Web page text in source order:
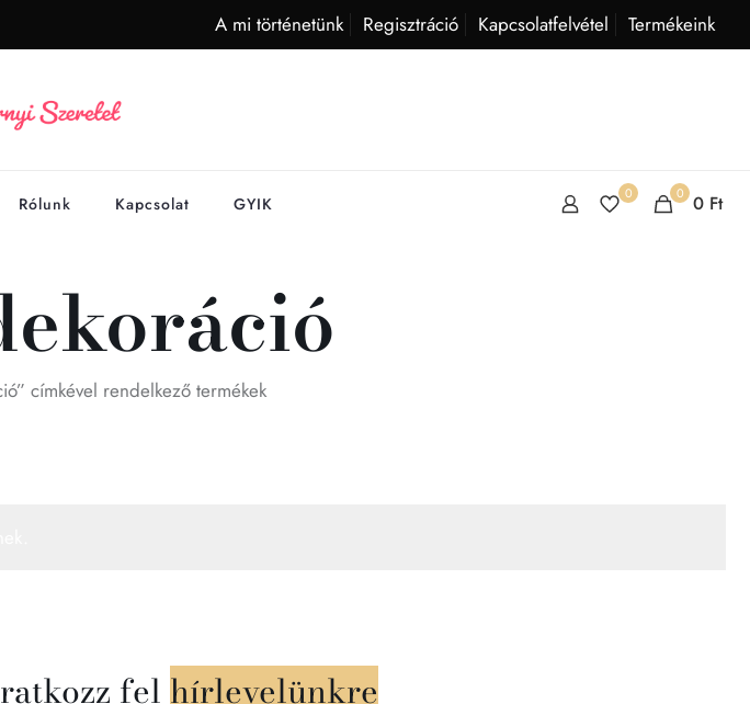
A mi történetünk Regisztráció Kapcsolatfelvétel Termékeink
Rólunk Kapcsolat GYIK 0 0 0 Ft
címkével rendelkező termékek
fel hírlevelünkre